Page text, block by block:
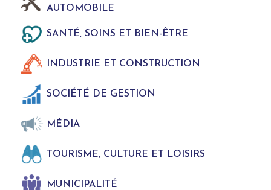
AUTOMOBILE
SANTÉ, SOINS ET BIEN-ÊTRE
INDUSTRIE ET CONSTRUCTION
SOCIÉTÉ DE GESTION
MÉDIA
TOURISME, CULTURE ET LOISIRS
MUNICIPALITÉ